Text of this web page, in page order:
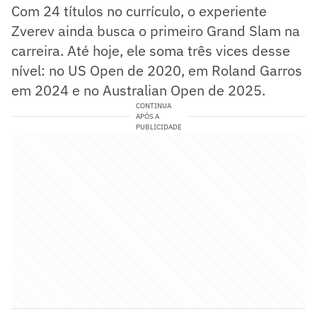
Com 24 títulos no currículo, o experiente
Zverev ainda busca o primeiro Grand Slam na
carreira. Até hoje, ele soma três vices desse
nível: no US Open de 2020, em Roland Garros
em 2024 e no Australian Open de 2025.
CONTINUA
APÓS A
PUBLICIDADE